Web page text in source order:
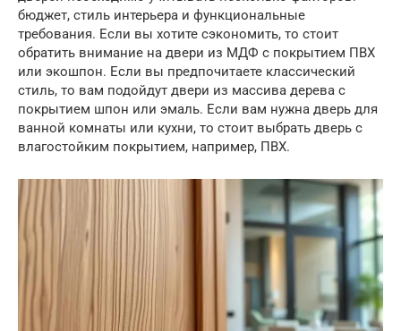
бюджет, стиль интерьера и функциональные
требования. Если вы хотите сэкономить, то стоит
обратить внимание на двери из МДФ с покрытием ПВХ
или экошпон. Если вы предпочитаете классический
стиль, то вам подойдут двери из массива дерева с
покрытием шпон или эмаль. Если вам нужна дверь для
ванной комнаты или кухни, то стоит выбрать дверь с
влагостойким покрытием, например, ПВХ.